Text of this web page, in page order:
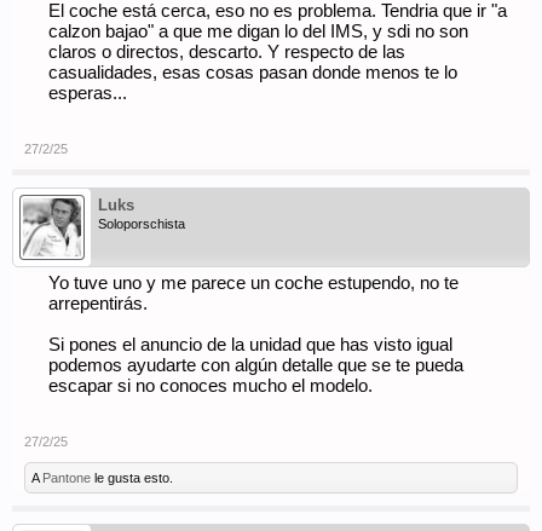
PD: casualidades de la vida, yo compré mi 987 en Málaga y me
lo traje a Madrid. Y lo vendí aquí en Madrid. Y un día estando de
vacaciones, me lo encuentré en un parking de un Corte Inglés
de Gijón...
El coche está cerca, eso no es problema. Tendria que ir "a
calzon bajao" a que me digan lo del IMS, y sdi no son
claros o directos, descarto. Y respecto de las
casualidades, esas cosas pasan donde menos te lo
esperas...
27/2/25
Luks
Soloporschista
Yo tuve uno y me parece un coche estupendo, no te
arrepentirás.
Si pones el anuncio de la unidad que has visto igual
podemos ayudarte con algún detalle que se te pueda
escapar si no conoces mucho el modelo.
27/2/25
A Pantone le gusta esto.